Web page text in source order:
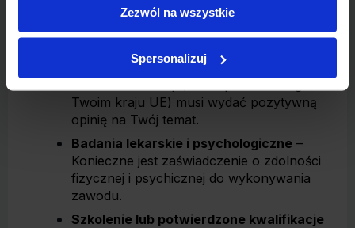
Zezwól na wszystkie
Spersonalizuj
prawomocnym wyrokiem za przestępstwo
Nienaganna opinia Policji
Twoim kraju UE) musi wydać pozytywną
opinię na Twój temat.
Badania lekarskie i psychologiczne –
Konieczne jest zaświadczenie o zdolności
fizycznej i psychicznej do wykonywania
zawodu.
Szkolenie lub potwierdzone kwalifikacje